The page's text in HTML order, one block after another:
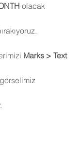
olacak
Marks > Text
görselimiz